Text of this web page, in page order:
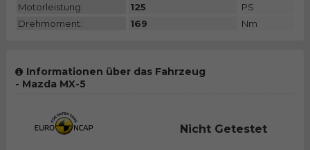
Motorleistung:
125
PS
Drehmoment:
169 Nm
Informationen über das Fahrzeug
- Mazda MX-5
Nicht Getestet